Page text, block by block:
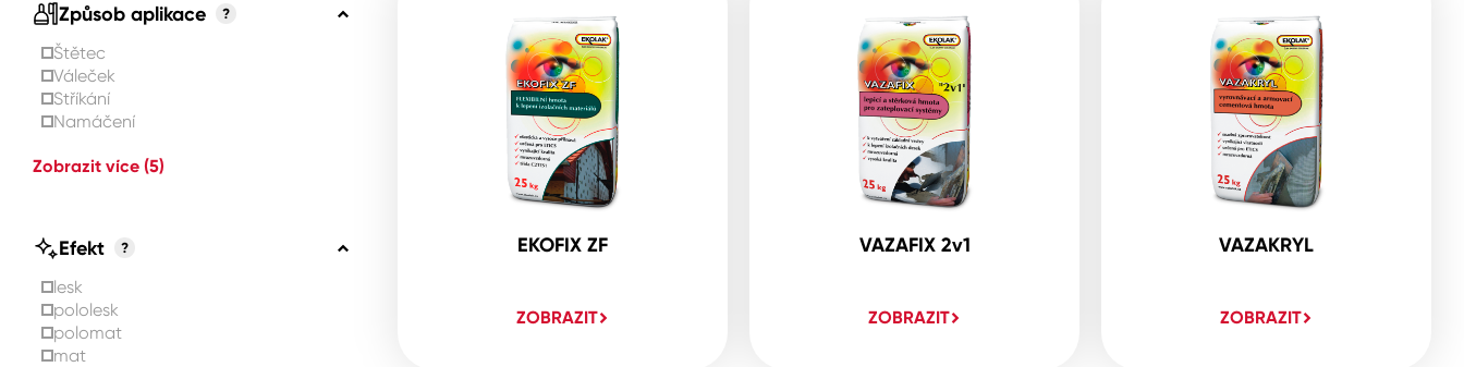
Způsob aplikace ?
Štětec
Váleček
Stříkání
Namáčení
Zobrazit více (5)
Efekt ?
lesk
pololesk
polomat
mat
EKOFIX ZF
ZOBRAZIT
VAZAFIX 2v1
ZOBRAZIT
VAZAKRYL
ZOBRAZIT